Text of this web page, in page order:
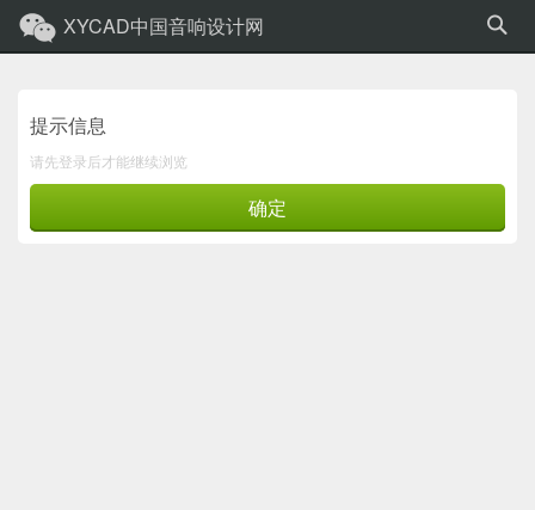
XYCAD中国音响设计网
提示信息
请先登录后才能继续浏览
确定